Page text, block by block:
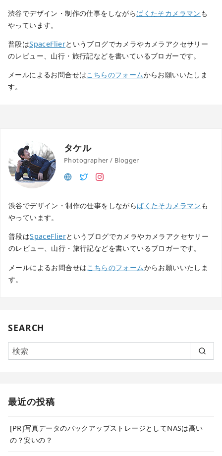
渋谷でデザイン・制作の仕事をしながらぱくたそカメラマン も
やっています。
普段はSpaceFlierというブログでカメラやカメラアクセサリー
のレビュー、山行・旅行記などを書いているブロガーです。
メールによるお問合せはこちらのフォームからお願いいたしま
す。
タケル
Photographer / Blogger
渋谷でデザイン・制作の仕事をしながらぱくたそカメラマン も
やっています。
普段はSpaceFlierというブログでカメラやカメラアクセサリー
のレビュー、山行・旅行記などを書いているブロガーです。
メールによるお問合せはこちらのフォームからお願いいたしま
す。
SEARCH
最近の投稿
[PR]写真データのバックアップストレージとしてNASは高い
の？安いの？